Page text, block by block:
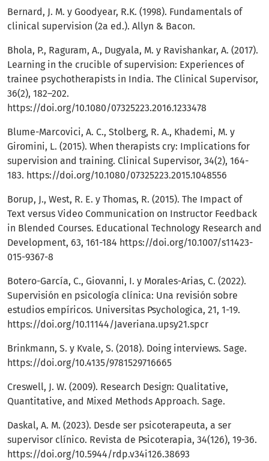
Bernard, J. M. y Goodyear, R.K. (1998). Fundamentals of
clinical supervision (2a ed.). Allyn & Bacon.
Bhola, P., Raguram, A., Dugyala, M. y Ravishankar, A. (2017).
Learning in the crucible of supervision: Experiences of
trainee psychotherapists in India. The Clinical Supervisor,
36(2), 182–202.
https://doi.org/10.1080/07325223.2016.1233478
Blume-Marcovici, A. C., Stolberg, R. A., Khademi, M. y
Giromini, L. (2015). When therapists cry: Implications for
supervision and training. Clinical Supervisor, 34(2), 164-
183. https://doi.org/10.1080/07325223.2015.1048556
Borup, J., West, R. E. y Thomas, R. (2015). The Impact of
Text versus Video Communication on Instructor Feedback
in Blended Courses. Educational Technology Research and
Development, 63, 161-184 https://doi.org/10.1007/s11423-
015-9367-8
Botero-García, C., Giovanni, I. y Morales-Arias, C. (2022).
Supervisión en psicología clínica: Una revisión sobre
estudios empíricos. Universitas Psychologica, 21, 1-19.
https://doi.org/10.11144/Javeriana.upsy21.spcr
Brinkmann, S. y Kvale, S. (2018). Doing interviews. Sage.
https://doi.org/10.4135/9781529716665
Creswell, J. W. (2009). Research Design: Qualitative,
Quantitative, and Mixed Methods Approach. Sage.
Daskal, A. M. (2023). Desde ser psicoterapeuta, a ser
supervisor clínico. Revista de Psicoterapia, 34(126), 19-36.
https://doi.org/10.5944/rdp.v34i126.38693